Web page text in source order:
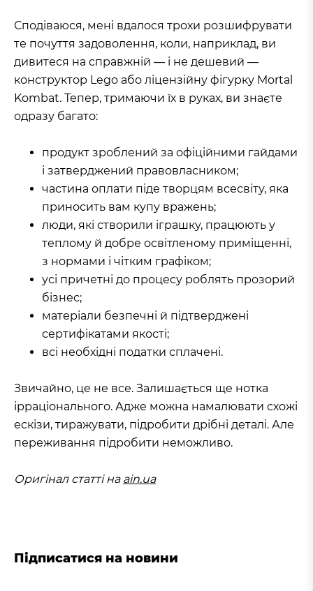
Сподіваюся, мені вдалося трохи розшифрувати
те почуття задоволення, коли, наприклад, ви
дивитеся на справжній — і не дешевий —
конструктор Lego або ліцензійну фігурку Mortal
Kombat. Тепер, тримаючи їх в руках, ви знаєте
одразу багато:
продукт зроблений за офіційними гайдами
і затверджений правовласником;
частина оплати піде творцям всесвіту, яка
приносить вам купу вражень;
люди, які створили іграшку, працюють у
теплому й добре освітленому приміщенні,
з нормами і чітким графіком;
усі причетні до процесу роблять прозорий
бізнес;
матеріали безпечні й підтверджені
сертифікатами якості;
всі необхідні податки сплачені.
Звичайно, це не все. Залишається ще нотка
ірраціонального. Адже можна намалювати схожі
ескізи, тиражувати, підробити дрібні деталі. Але
переживання підробити неможливо.
Оригінал статті на ain.ua
Підписатися на новини